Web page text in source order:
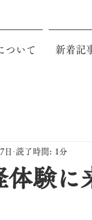
ついて 新着記
験に
日 読了時間: 1分